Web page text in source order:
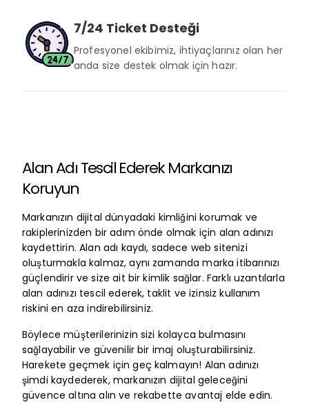
7/24 Ticket Desteği
Profesyonel ekibimiz, ihtiyaçlarınız olan her
anda size destek olmak için hazır.
Alan Adı Tescil Ederek Markanızı
Koruyun
Markanızın dijital dünyadaki kimliğini korumak ve
rakiplerinizden bir adım önde olmak için alan adınızı
kaydettirin. Alan adı kaydı, sadece web sitenizi
oluşturmakla kalmaz, aynı zamanda marka itibarınızı
güçlendirir ve size ait bir kimlik sağlar. Farklı uzantılarla
alan adınızı tescil ederek, taklit ve izinsiz kullanım
riskini en aza indirebilirsiniz.
Böylece müşterilerinizin sizi kolayca bulmasını
sağlayabilir ve güvenilir bir imaj oluşturabilirsiniz.
Harekete geçmek için geç kalmayın! Alan adınızı
şimdi kaydederek, markanızın dijital geleceğini
güvence altına alın ve rekabette avantaj elde edin.